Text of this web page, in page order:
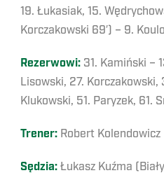
19. Łukasiak, 15.
Korczakowski 69′) – 9.
Rezerwowi: 31. Kamiński –
Lisowski, 27.
Klukowski, 51. Paryzek, 61.
Trener: Robert Kolendowicz
Sędzia: Łukasz Kuźma